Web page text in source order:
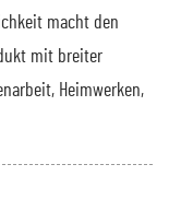
macht den
mit breiter
Heimwerken,